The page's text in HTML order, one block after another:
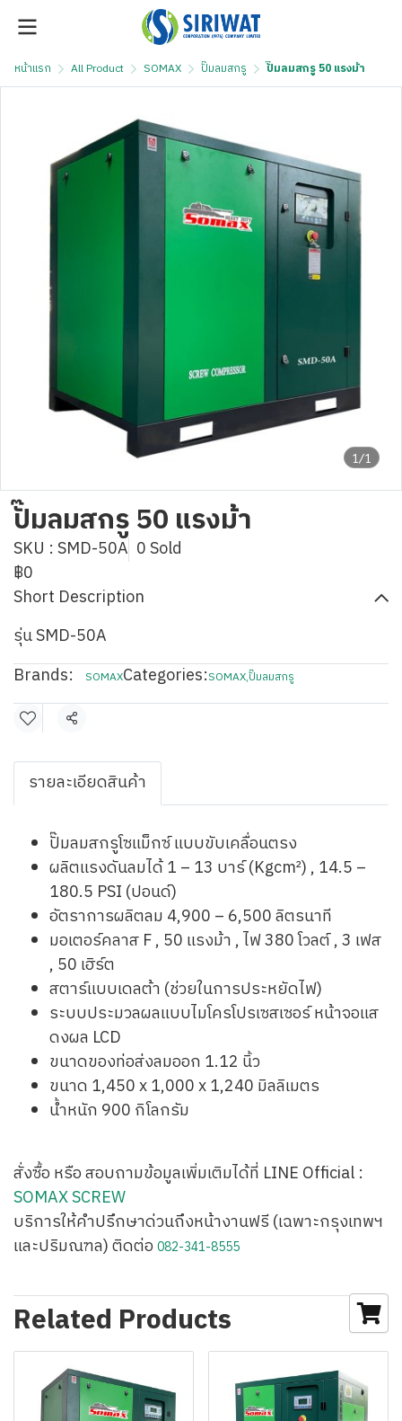
หน้าแรก All Product SOMAX ปั๊มลมสกรู ปั๊มลมสกรู 50 แรงม้า
1/1
ปั๊มลมสกรู 50 แรงม้า
SKU : SMD-50A 0 Sold
฿0
Short Description
รุ่น SMD-50A
Brands:
SOMAXCategories:SOMAX,ปั๊มลมสกรู
Share
รายละเอียดสินค้า
ปั๊มลมสกรูโซแม็กซ์ แบบขับเคลื่อนตรง
ผลิตแรงดันลมได้ 1 – 13 บาร์ (Kgcm²) , 14.5 –
180.5 PSI (ปอนด์)
อัตราการผลิตลม 4,900 – 6,500 ลิตรนาที
มอเตอร์คลาส F , 50 แรงม้า , ไฟ 380 โวลต์ , 3 เฟส
, 50 เฮิร์ต
สตาร์แบบเดลต้า (ช่วยในการประหยัดไฟ)
ระบบประมวลผลแบบไมโครโปรเซสเซอร์ หน้าจอแส
ดงผล LCD
ขนาดของท่อส่งลมออก 1.12 นิ้ว
ขนาด 1,450 x 1,000 x 1,240 มิลลิเมตร
น้ำหนัก 900 กิโลกรัม
สั่งซื้อ หรือ สอบถามข้อมูลเพิ่มเติมได้ที่ LINE Official :
SOMAX SCREW
บริการให้คำปรึกษาด่วนถึงหน้างานฟรี (เฉพาะกรุงเทพฯ
และปริมณฑล) ติดต่อ 082-341-8555
Related Products